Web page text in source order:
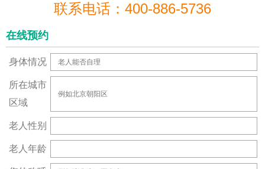
联系电话：400-886-5736
在线预约
身体情况
所在城市
区域
老人性别
老人年龄